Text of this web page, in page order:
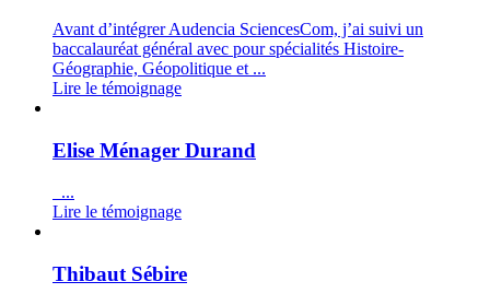
Avant d’intégrer Audencia SciencesCom, j’ai suivi un
baccalauréat général avec pour spécialités Histoire-
Géographie, Géopolitique et ...
Lire le témoignage
Elise Ménager Durand
...
Lire le témoignage
Thibaut Sébire